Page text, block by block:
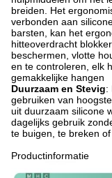
breiden. Het
verbonden aan
barsten, kan het
hitteoverdracht
beschermen, vlotte
en te controleren, elk
gemakkelijke hangen
Duurzaam en Stevig:
gebruiken van
uit duurzaam silicone
dagelijks gebruik
te buigen, te breken of
Productinformatie